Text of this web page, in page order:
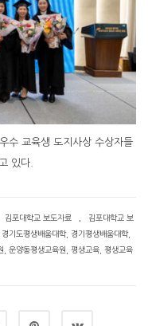
교육생 도지사상 수상자들
있다.
김포대학교 보도자료
김포대학교 보
경기도평생배움대학, 경기평생배움대학,
운양동평생교육원 평생교육 평생교육